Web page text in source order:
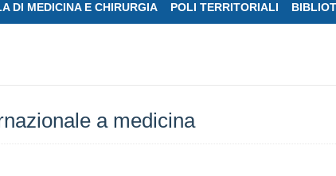
DI MEDICINA E CHIRURGIA POLI TERRITORIALI
a medicina